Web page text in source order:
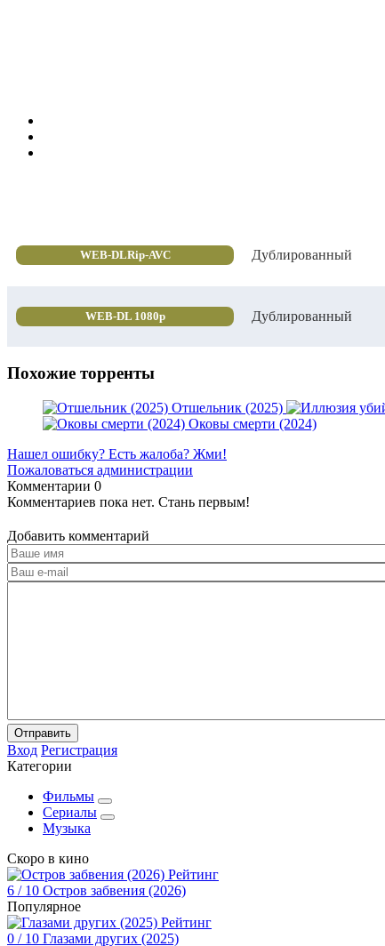
WEB-DLRip-AVC Дублированный
WEB-DL 1080p Дублированный
Похожие торренты
Отшельник (2025)
Оковы смерти (2024)
Нашел ошибку? Есть жалоба? Жми!
Пожаловаться администрации
Комментарии 0
Комментариев пока нет. Стань первым!
Добавить комментарий
Отправить
Вход Регистрация
Категории
Фильмы
Сериалы
Музыка
Скоро в кино
Рейтинг
6 / 10 Остров забвения (2026)
Популярное
Рейтинг
0 / 10 Глазами других (2025)